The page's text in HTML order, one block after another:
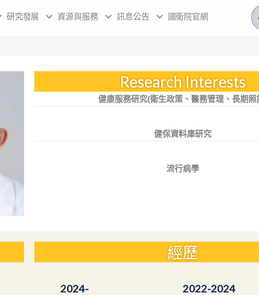
研究發展 資源與服務 訊息公告 國衛院官網
Research Interests
健康服務研究(衛生政策、醫務管理、長期照
健保資料庫研究
流行病學
經歷
2024- 2022-2024